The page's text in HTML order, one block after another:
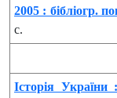
2005 : бібліогр.
с.
Історія